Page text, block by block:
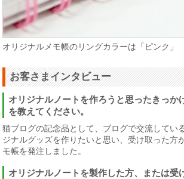
オリジナルメモ帳のリングカラーは「ピンク」
お客さまインタビュー
オリジナルノートを作ろうと思ったきっか
を教えてください。
猫ブログの記念品として、ブログで交流してい
ジナルグッズを作りたいと思い、受け取った方
モ帳を発注しました。
オリジナルノートを製作した方、または受